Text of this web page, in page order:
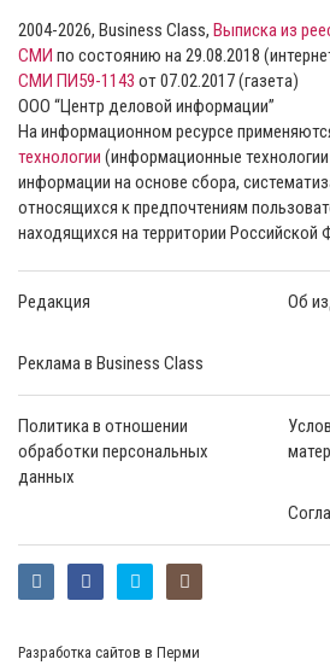
2004-2026, Business Class, Выписка из
СМИ по состоянию на 29.08.2018
СМИ ПИ59-1143 от 07.02.2017 (газета)
ООО “Центр деловой информации”
На информационном ресурсе
технологии (информационные
информации на основе сбора,
относящихся к предпочтениям
находящихся на территории Российской
Редакция Об
Реклама в Business Class
Политика в отношении
обработки персональных
данных
Разработка сайтов в Перми